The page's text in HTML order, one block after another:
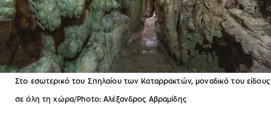
Στο εσωτερικό του Σπηλαίου των Καταρρακτών, μοναδικό του είδους
σε όλη τη χώρα/Photo: Αλέξανδρος Αβραμίδης